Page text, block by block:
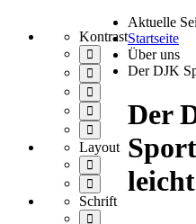
Kontrast
Standardmodus
Nacht-
Modus
Weiß-
Modus
hohem
Kontrast
Schwarz-
Gelb-
Modus
mit
Kontrast
Schwarz-
Modus
mit
Kontrast
Layout
Layout
Layout
Schrift
Aktuelle
Startseite
Über uns
Der DJK
Der